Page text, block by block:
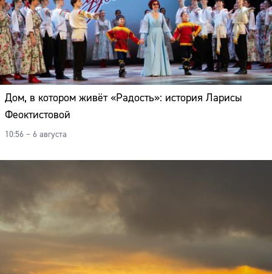
Дом, в котором живёт «Радость»: история Ларисы
Феоктистовой
10:56 – 6 августа